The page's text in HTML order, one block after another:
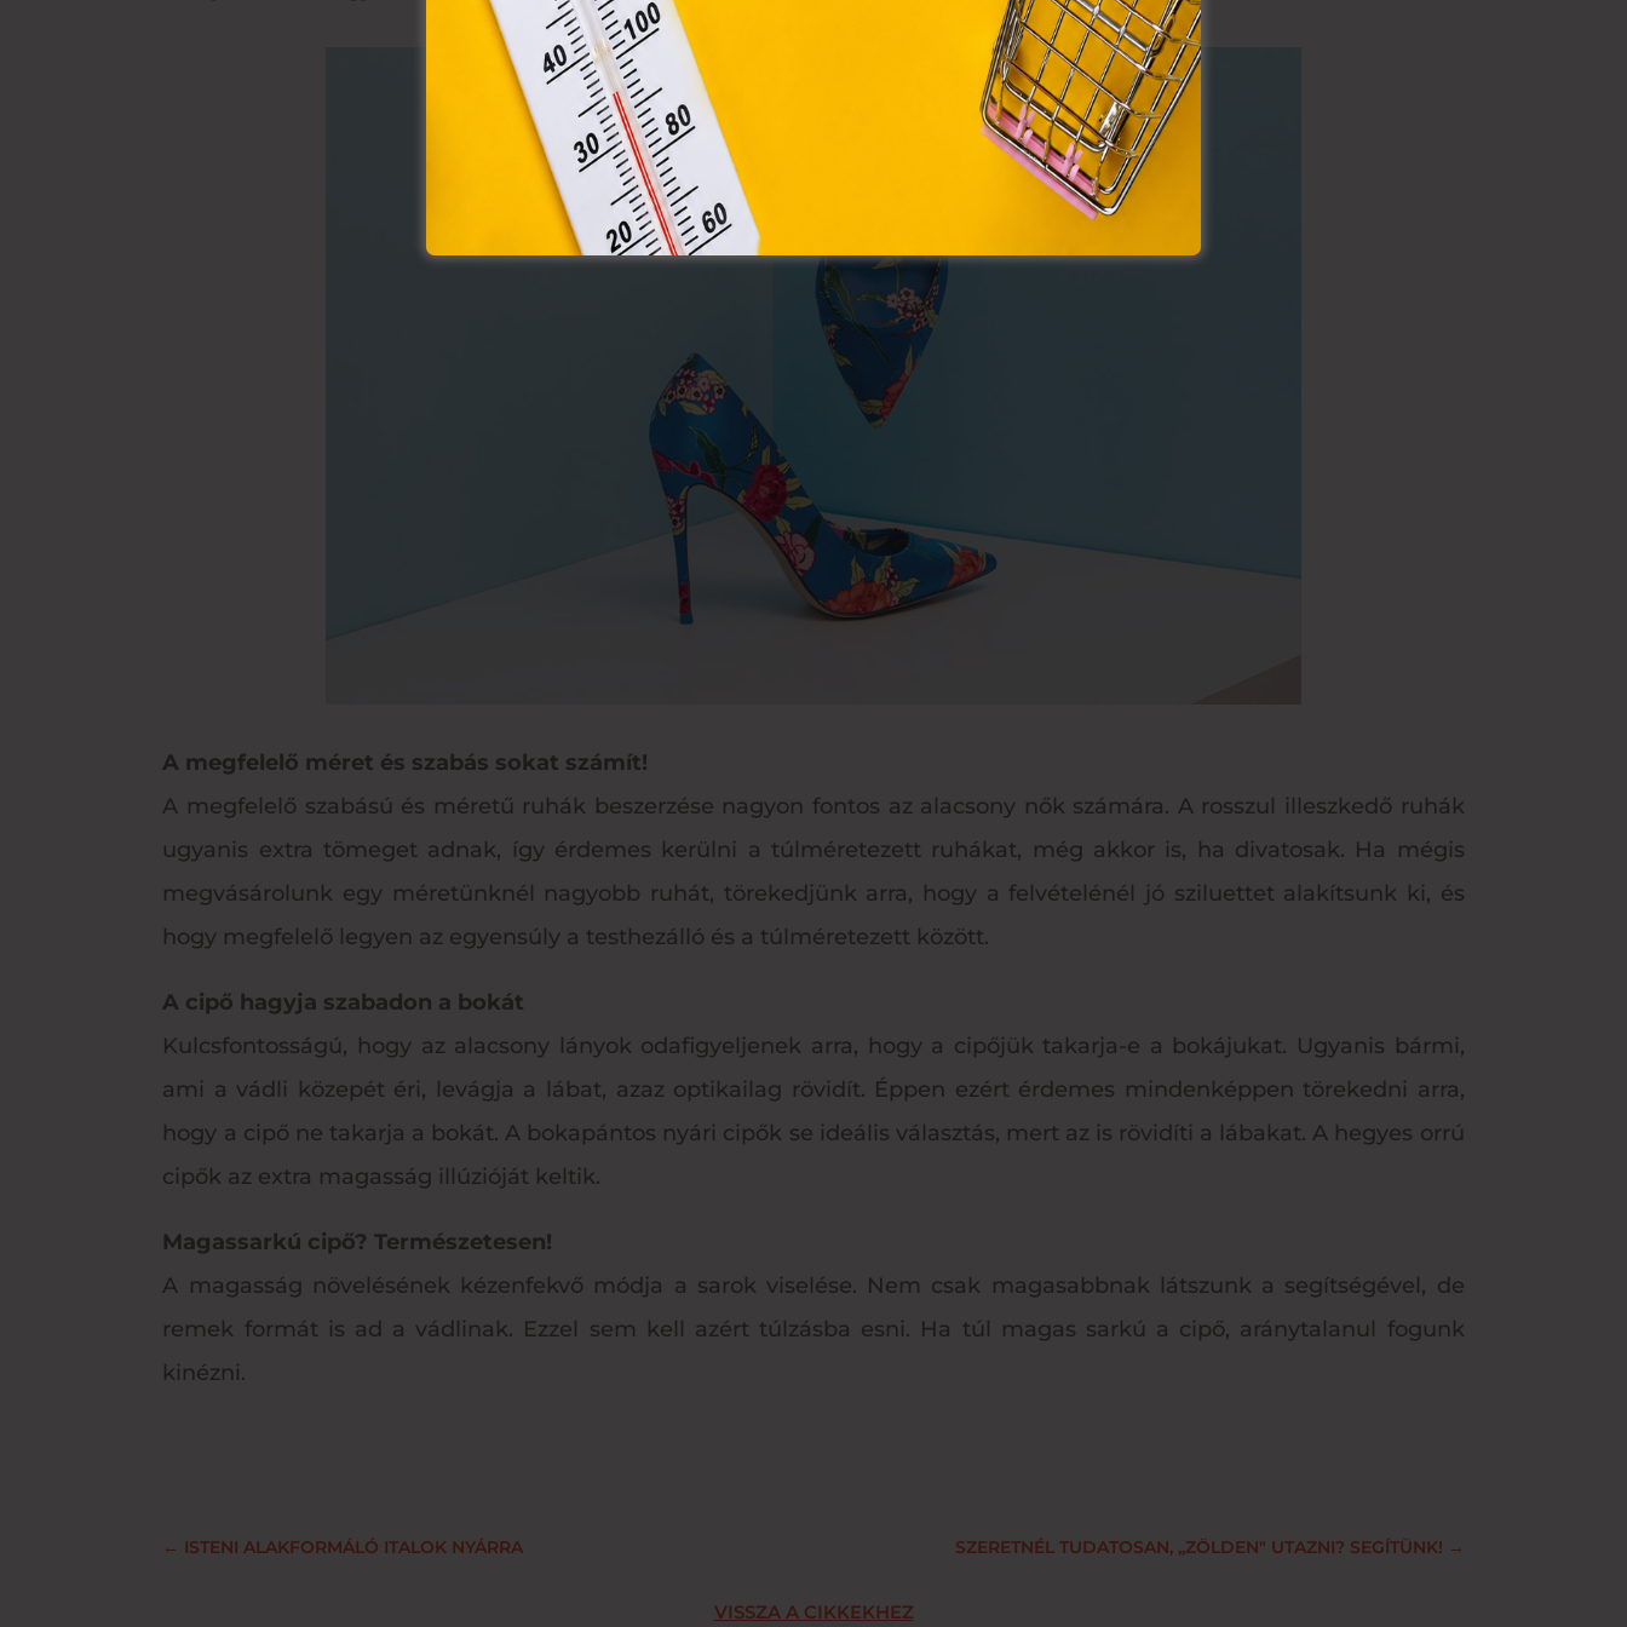
A megfelelő méret és szabás sokat számít!
A megfelelő szabású és méretű ruhák beszerzése nagyon fontos az alacsony nők számára. A rosszul illeszkedő ruhák
ugyanis extra tömeget adnak, így érdemes kerülni a túlméretezett ruhákat, még akkor is, ha divatosak. Ha mégis
megvásárolunk egy méretünknél nagyobb ruhát, törekedjünk arra, hogy a felvételénél jó sziluettet alakítsunk ki, és
hogy megfelelő legyen az egyensúly a testhezálló és a túlméretezett között.
A cipő hagyja szabadon a bokát
Kulcsfontosságú, hogy az alacsony lányok odafigyeljenek arra, hogy a cipőjük takarja-e a bokájukat. Ugyanis bármi,
ami a vádli közepét éri, levágja a lábat, azaz optikailag rövidít. Éppen ezért érdemes mindenképpen törekedni arra,
hogy a cipő ne takarja a bokát. A bokapántos nyári cipők se ideális választás, mert az is rövidíti a lábakat. A hegyes orrú
cipők az extra magasság illúzióját keltik.
Magassarkú cipő? Természetesen!
A magasság növelésének kézenfekvő módja a sarok viselése. Nem csak magasabbnak látszunk a segítségével, de
remek formát is ad a vádlinak. Ezzel sem kell azért túlzásba esni. Ha túl magas sarkú a cipő, aránytalanul fogunk
kinézni.
← ISTENI ALAKFORMÁLÓ ITALOK NYÁRRA SZERETNÉL TUDATOSAN, ,,ZÖLDEN" UTAZNI? SEGÍTÜNK! →
VISSZA A CIKKEKHEZ